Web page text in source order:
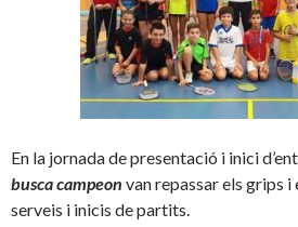
En la jornada de presentació i inici
busca campeon van repassar els grips
serveis i inicis de partits.